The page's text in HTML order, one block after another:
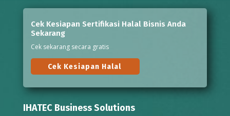
Cek Kesiapan Sertifikasi Halal Bisnis Anda
Sekarang
Cek sekarang secara gratis
Cek Kesiapan Halal
IHATEC Business Solutions